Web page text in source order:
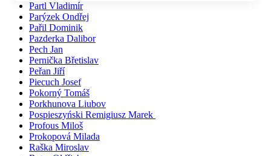
Partl Vladimír
Parýzek Ondřej
Pařil Dominik
Pazderka Dalibor
Pech Jan
Pernička Břetislav
Peřan Jiří
Piecuch Josef
Pokorný Tomáš
Porkhunova Liubov
Pospieszyński Remigiusz Marek
Profous Miloš
Prokopová Milada
Raška Miroslav